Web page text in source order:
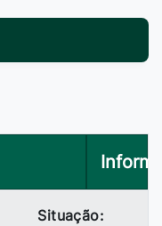
Situação: